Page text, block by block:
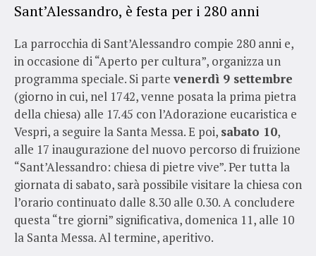
Sant’Alessandro, è festa per i 280 anni
La parrocchia di Sant’Alessandro compie 280 anni e,
in occasione di “Aperto per cultura”, organizza un
programma speciale. Si parte venerdì 9 settembre
(giorno in cui, nel 1742, venne posata la prima pietra
della chiesa) alle 17.45 con l’Adorazione eucaristica e
Vespri, a seguire la Santa Messa. E poi, sabato 10,
alle 17 inaugurazione del nuovo percorso di fruizione
“Sant’Alessandro: chiesa di pietre vive”. Per tutta la
giornata di sabato, sarà possibile visitare la chiesa con
l’orario continuato dalle 8.30 alle 0.30. A concludere
questa “tre giorni” significativa, domenica 11, alle 10
la Santa Messa. Al termine, aperitivo.